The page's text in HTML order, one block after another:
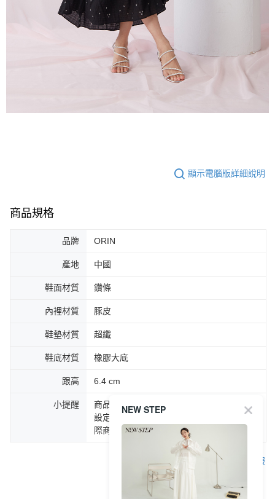
顯示電腦版詳細說明
商品規格
品牌 ORIN
產地 中國
鞋面材質 鑽條
內裡材質 豚皮
鞋墊材質 超纖
鞋底材質 橡膠大底
跟高 6.4 cm
小提醒
商品圖片顏色會因拍攝燈光環境或個人螢幕
設定不同，而造成部份色差現象，顏色以實
際商品為主。
客服
NEW STEP